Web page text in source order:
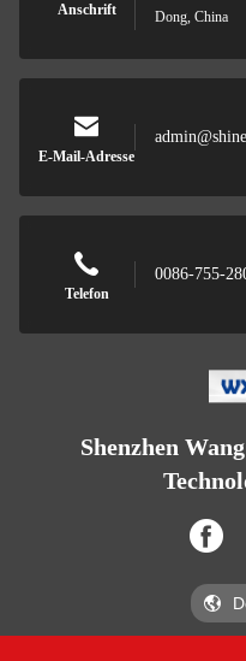
Anschrift
Dong, China
E-Mail-Adresse
Telefon
0086-755-
Shenzhen